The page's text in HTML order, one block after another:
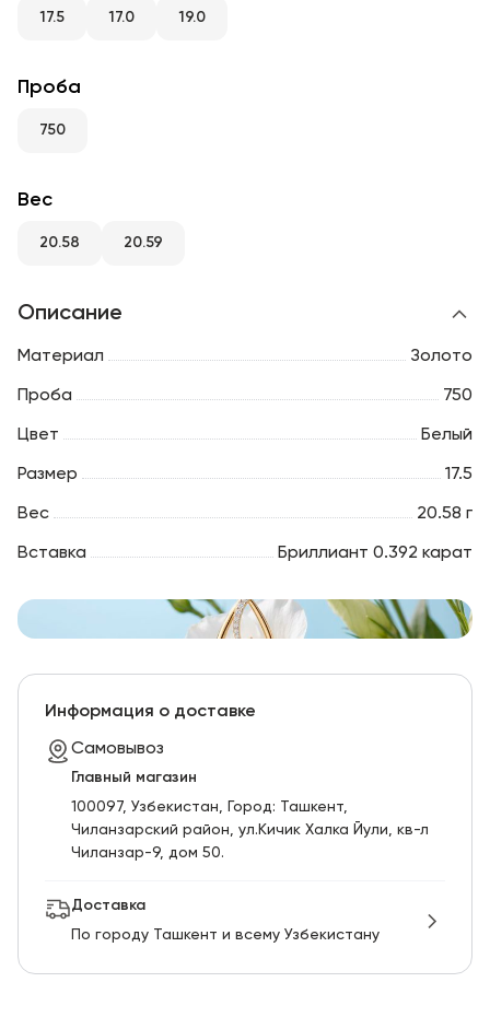
RU ENG
17.5 17.0 19.0
Проба
750
Вес
20.58 20.59
Описание
Материал Золото
Проба 750
Цвет Белый
Размер 17.5
Вес 20.58 г
Вставка Бриллиант 0.392 карат
Информация о доставке
Самовывоз
Главный магазин
100097, Узбекистан, Город: Ташкент,
Чиланзарский pайон, ул.Кичик Халка Йули, кв-л
Чиланзар-9, дом 50.
Доставка
По городу Ташкент и всему Узбекистану